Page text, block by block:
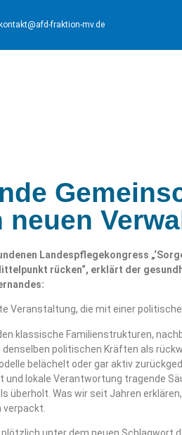
kontakt@afd-fraktion-mv.de
neuen
Landespflegekongress
rücken“, erklärt der
Veranstaltung, die mit einer
klassische Familienstrukturen,
politischen Kräften als
belächelt oder gar aktiv
und lokale Verantwortung tragende
überholt. Was wir seit Jahren